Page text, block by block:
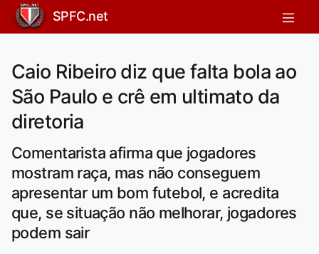
SPFC.net
Caio Ribeiro diz que falta bola ao
São Paulo e crê em ultimato da
diretoria
Comentarista afirma que jogadores
mostram raça, mas não conseguem
apresentar um bom futebol, e acredita
que, se situação não melhorar, jogadores
podem sair